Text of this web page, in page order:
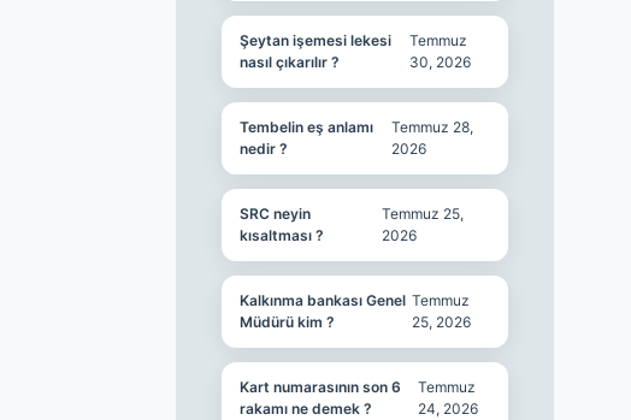
Şeytan işemesi lekesi
nasıl çıkarılır ?
Temmuz
30, 2026
Tembelin eş anlamı
nedir ?
Temmuz 28,
2026
SRC neyin
kısaltması ?
Temmuz 25,
2026
Kalkınma bankası Genel
Müdürü kim ?
Temmuz
25, 2026
Kart numarasının son 6
rakamı ne demek ?
Temmuz
24, 2026